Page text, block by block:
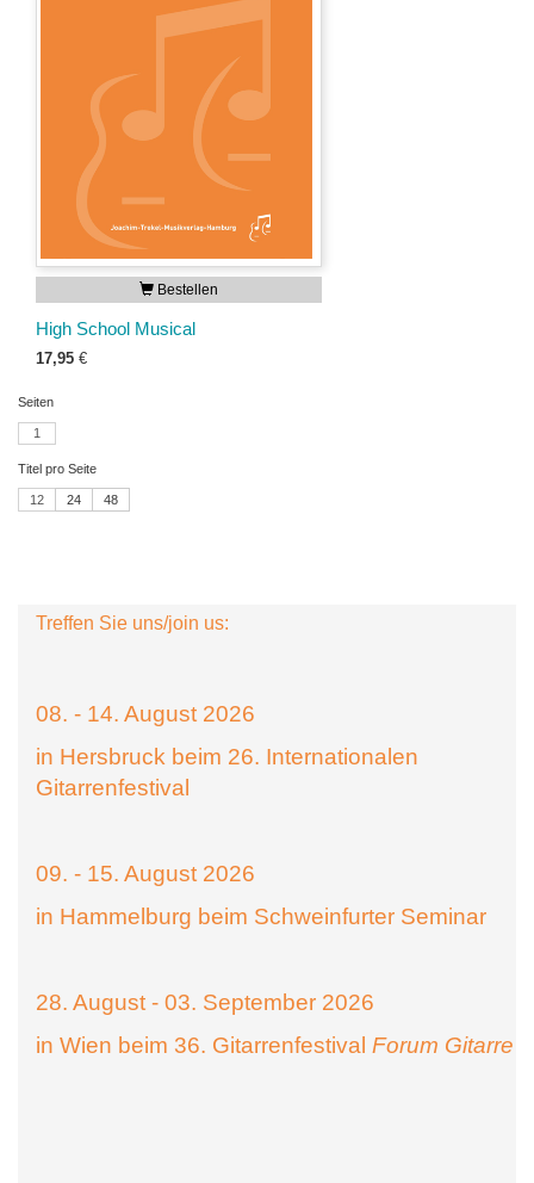
Bestellen
High School Musical
17,95 €
Seiten
1
Titel pro Seite
12 24 48
Treffen Sie uns/join us:
08. - 14. August 2026
in Hersbruck beim 26. Internationalen
Gitarrenfestival
09. - 15. August 2026
in Hammelburg beim Schweinfurter Seminar
28. August - 03. September 2026
in Wien beim 36. Gitarrenfestival Forum Gitarre